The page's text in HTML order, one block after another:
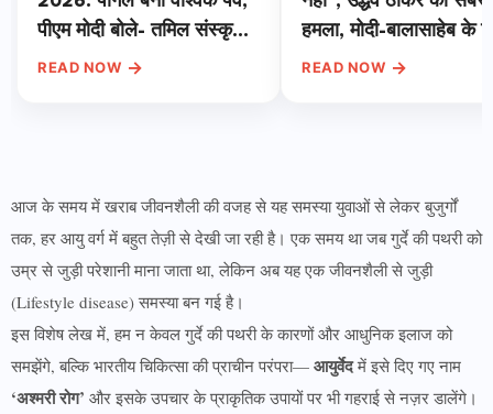
पीएम मोदी बोले- तमिल संस्कृति
दुनिया की धरोहर, प्रकृति प्रेम
READ NOW →
हमला, मोदी-बालासाहेब के
पर भी खोला राज
READ NOW →
आज के समय में खराब जीवनशैली की वजह से यह समस्या युवाओं से लेकर बुजुर्गों
तक, हर आयु वर्ग में बहुत तेज़ी से देखी जा रही है। एक समय था जब गुर्दे की पथरी को
उम्र से जुड़ी परेशानी माना जाता था, लेकिन अब यह एक जीवनशैली से जुड़ी
(Lifestyle disease) समस्या बन गई है।
इस विशेष लेख में, हम न केवल गुर्दे की पथरी के कारणों और आधुनिक इलाज को
समझेंगे, बल्कि भारतीय चिकित्सा की प्राचीन परंपरा— आयुर्वेदमें इसे दिए गए नाम
‘अश्मरी रोग’ और इसके उपचार के प्राकृतिक उपायों पर भी गहराई से नज़र डालेंगे।